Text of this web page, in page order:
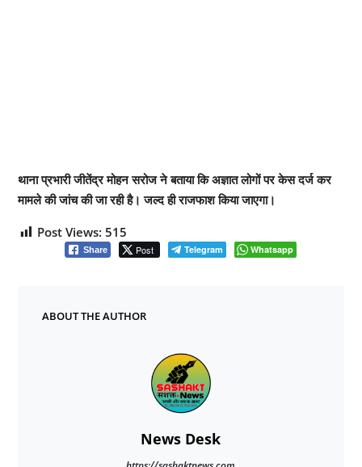
थाना प्रभारी जीतेंद्र मोहन सरोज ने बताया कि अज्ञात लोगों पर केस दर्ज कर
मामले की जांच की जा रही है। जल्द ही राजफाश किया जाएगा।
Post Views: 515
Share Post Telegram Whatsapp
ABOUT THE AUTHOR
News Desk